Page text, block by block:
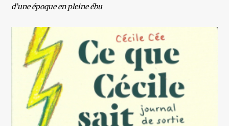
d’une époque en pleine ébu